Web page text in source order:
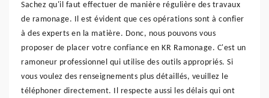
Sachez qu'il faut effectuer de manière régulière des travaux
de ramonage. Il est évident que ces opérations sont à confier
à des experts en la matière. Donc, nous pouvons vous
proposer de placer votre confiance en KR Ramonage. C'est un
ramoneur professionnel qui utilise des outils appropriés. Si
vous voulez des renseignements plus détaillés, veuillez le
téléphoner directement. Il respecte aussi les délais qui ont